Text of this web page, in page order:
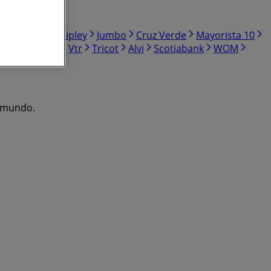
Ripley Jumbo Cruz Verde
Mayorista 10
Vtr Tricot Alvi Scotiabank
WOM